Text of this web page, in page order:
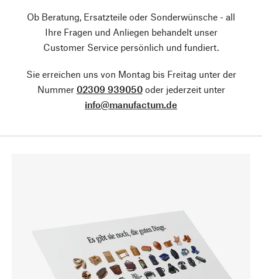
Ob Beratung, Ersatzteile oder Sonderwünsche - all
Ihre Fragen und Anliegen behandelt unser
Customer Service persönlich und fundiert.
Sie erreichen uns von Montag bis Freitag unter der
Nummer 02309 939050oder jederzeit unter
info@manufactum.de